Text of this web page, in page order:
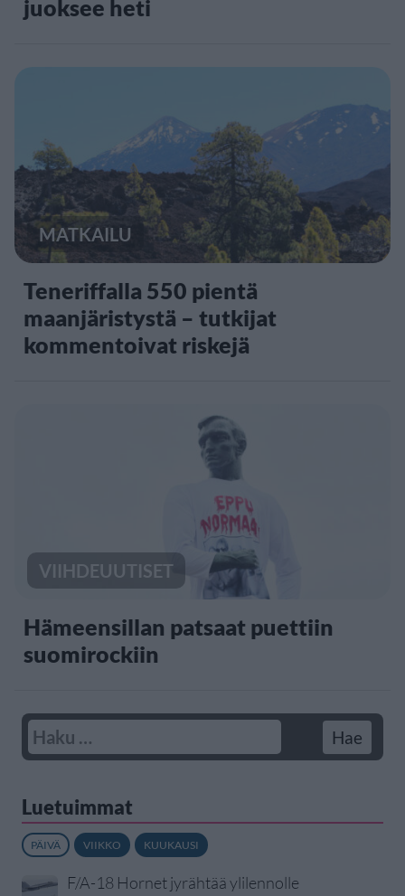
juoksee heti
MATKAILU
Teneriffalla 550 pientä
maanjäristystä – tutkijat
kommentoivat riskejä
VIIHDEUUTISET
Hämeensillan patsaat puettiin
suomirockiin
Luetuimmat
PÄIVÄ VIIKKO KUUKAUSI
F/A-18 Hornet jyrähtää ylilennolle